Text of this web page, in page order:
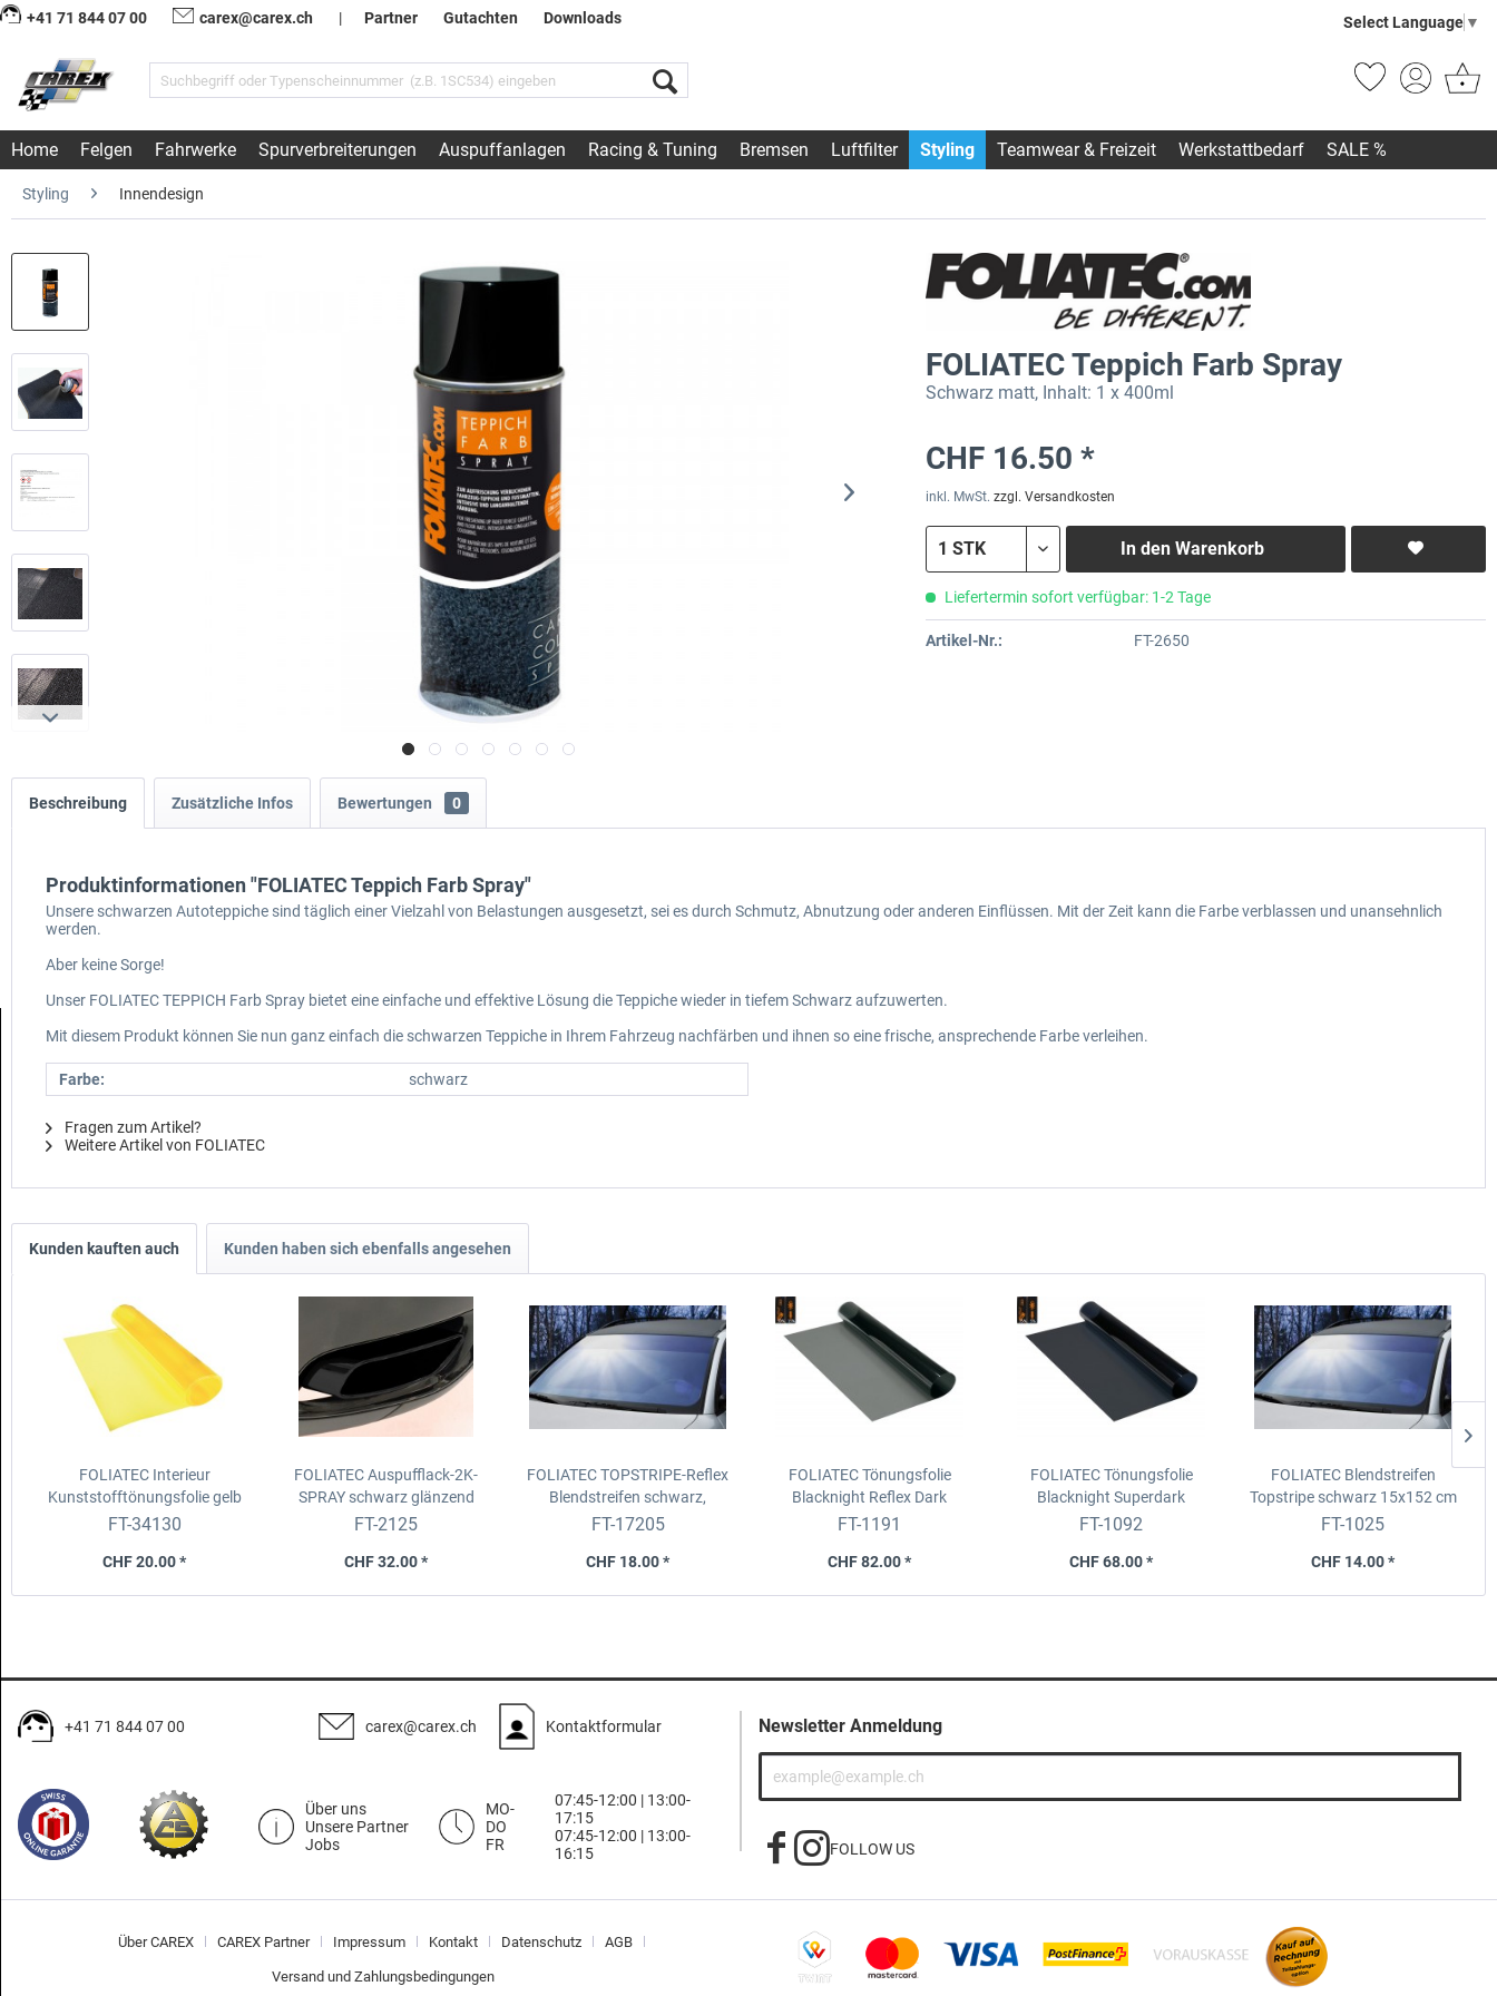
+41 71 844 07 00 carex@carex.ch | Partner Gutachten Downloads Select Language ▼
Home Felgen Fahrwerke Spurverbreiterungen Auspuffanlagen Racing & Tuning Bremsen Luftfilter Styling Teamwear & Freizeit Werkstattbedarf SALE %
Styling Innendesign
FOLIATEC Teppich Farb Spray
Schwarz matt, Inhalt: 1 x 400ml
CHF 16.50 *
inkl. MwSt. zzgl. Versandkosten
In den Warenkorb
Liefertermin sofort verfügbar: 1-2 Tage
Artikel-Nr.: FT-2650
Beschreibung Zusätzliche Infos Bewertungen 0
Produktinformationen "FOLIATEC Teppich Farb Spray"
Unsere schwarzen Autoteppiche sind täglich einer Vielzahl von Belastungen ausgesetzt, sei es durch Schmutz, Abnutzung oder anderen Einflüssen. Mit der Zeit kann die Farbe verblassen und unansehnlich
werden.
Aber keine Sorge!
Unser FOLIATEC TEPPICH Farb Spray bietet eine einfache und effektive Lösung die Teppiche wieder in tiefem Schwarz aufzuwerten.
Mit diesem Produkt können Sie nun ganz einfach die schwarzen Teppiche in Ihrem Fahrzeug nachfärben und ihnen so eine frische, ansprechende Farbe verleihen.
Farbe: schwarz
Fragen zum Artikel?
Weitere Artikel von FOLIATEC
Kunden kauften auch Kunden haben sich ebenfalls angesehen
FOLIATEC Interieur
Kunststofftönungsfolie gelb
30x100cm
FT-34130
CHF 20.00 *
FOLIATEC Auspufflack-2K-
SPRAY schwarz glänzend
FT-2125
CHF 32.00 *
FOLIATEC TOPSTRIPE-Reflex
Blendstreifen schwarz,
15x152cm
FT-17205
CHF 18.00 *
FOLIATEC Tönungsfolie
Blacknight Reflex Dark
Universell, 76x300cm
FT-1191
CHF 82.00 *
FOLIATEC Tönungsfolie
Blacknight Superdark
Universell, 76x300cm
FT-1092
CHF 68.00 *
FOLIATEC Blendstreifen
Topstripe schwarz 15x152 cm
FT-1025
CHF 14.00 *
+41 71 844 07 00 carex@carex.ch Kontaktformular
Über uns
Unsere Partner
Jobs
MO-
DO
FR
07:45-12:00 | 13:00-
17:15
07:45-12:00 | 13:00-
16:15
Newsletter Anmeldung
FOLLOW US
Über CAREX CAREX Partner Impressum Kontakt Datenschutz AGB
Versand und Zahlungsbedingungen